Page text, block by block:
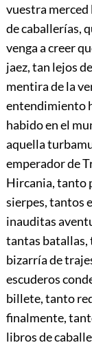
vuestra merced
de caballerías,
venga a creer
jaez, tan lejos
mentira de la
entendimiento
habido en el
aquella
emperador de
Hircania, tanto
sierpes, tantos
inauditas
tantas batallas,
bizarría de
escuderos
billete, tanto
finalmente,
libros de